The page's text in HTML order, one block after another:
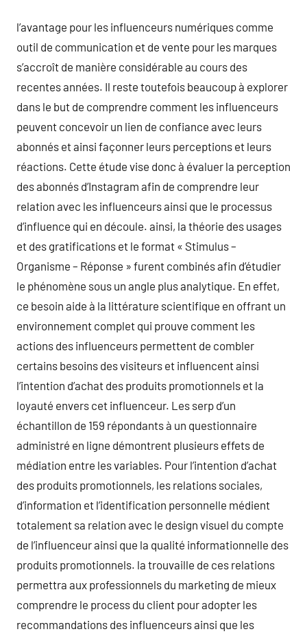
l’avantage pour les influenceurs numériques comme
outil de communication et de vente pour les marques
s’accroît de manière considérable au cours des
recentes années. Il reste toutefois beaucoup à explorer
dans le but de comprendre comment les influenceurs
peuvent concevoir un lien de confiance avec leurs
abonnés et ainsi façonner leurs perceptions et leurs
réactions. Cette étude vise donc à évaluer la perception
des abonnés d’Instagram afin de comprendre leur
relation avec les influenceurs ainsi que le processus
d’influence qui en découle. ainsi, la théorie des usages
et des gratifications et le format « Stimulus –
Organisme – Réponse » furent combinés afin d’étudier
le phénomène sous un angle plus analytique. En effet,
ce besoin aide à la littérature scientifique en offrant un
environnement complet qui prouve comment les
actions des influenceurs permettent de combler
certains besoins des visiteurs et influencent ainsi
l’intention d’achat des produits promotionnels et la
loyauté envers cet influenceur. Les serp d’un
échantillon de 159 répondants à un questionnaire
administré en ligne démontrent plusieurs effets de
médiation entre les variables. Pour l’intention d’achat
des produits promotionnels, les relations sociales,
d’information et l’identification personnelle médient
totalement sa relation avec le design visuel du compte
de l’influenceur ainsi que la qualité informationnelle des
produits promotionnels. la trouvaille de ces relations
permettra aux professionnels du marketing de mieux
comprendre le process du client pour adopter les
recommandations des influenceurs ainsi que les